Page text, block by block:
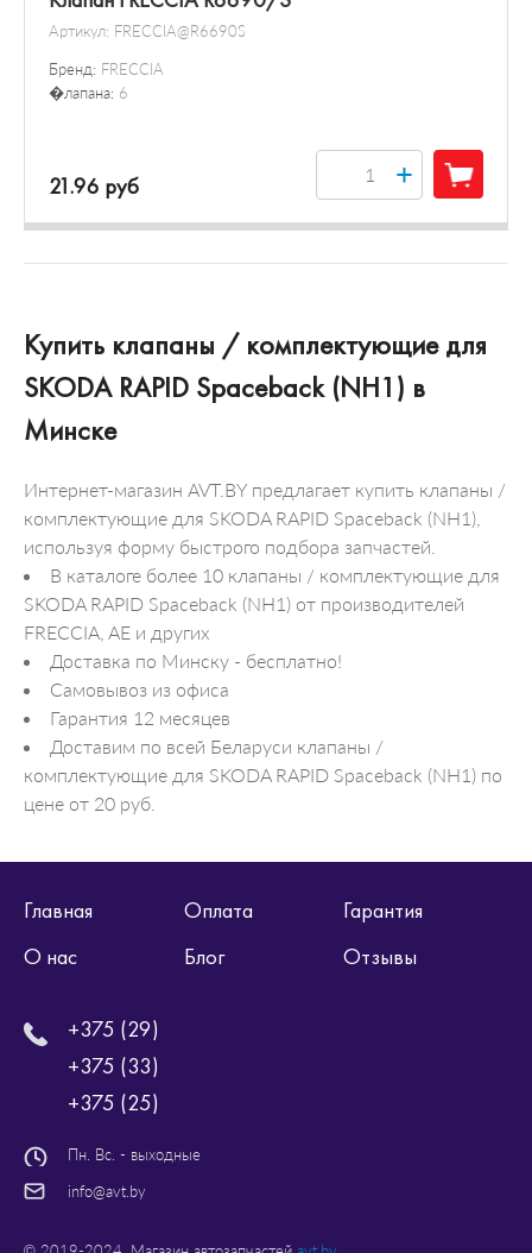
Артикул: FRECCIA@R6690S
Бренд: FRECCIA
�лапана: 6
21.96 руб +
Купить клапаны / комплектующие для
SKODA RAPID Spaceback (NH1) в
Минске
Интернет-магазин AVT.BY предлагает купить клапаны /
комплектующие для SKODA RAPID Spaceback (NH1),
используя форму быстрого подбора запчастей.
В каталоге более 10 клапаны / комплектующие для
SKODA RAPID Spaceback (NH1) от производителей
FRECCIA, AE и других
Доставка по Минску - бесплатно!
Самовывоз из офиса
Гарантия 12 месяцев
Доставим по всей Беларуси клапаны /
комплектующие для SKODA RAPID Spaceback (NH1) по
цене от 20 руб.
Главная Оплата
Гарантия
О нас
Блог Отзывы
+375 (29)
+375 (33)
+375 (25)
Пн. Вс. - выходные
info@avt.by